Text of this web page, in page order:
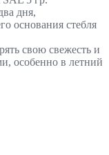
дня,
основания стебля
свою свежесть и
особенно в летний